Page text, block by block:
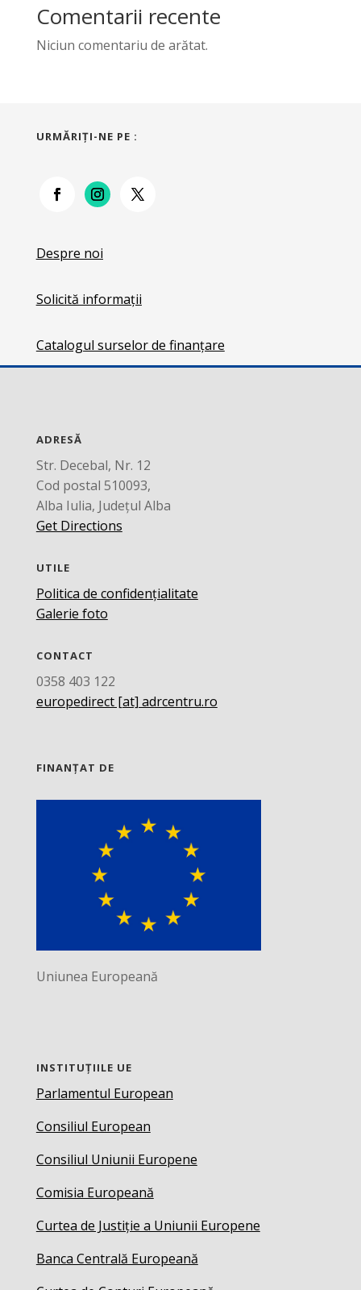
Comentarii recente
Niciun comentariu de arătat.
URMĂRIŢI-NE PE :
Despre noi
Solicită informații
Catalogul surselor de finanțare
ADRESĂ
Str. Decebal, Nr. 12
Cod postal 510093,
Alba Iulia, Județul Alba
Get Directions
UTILE
Politica de confidențialitate
Galerie foto
CONTACT
0358 403 122
europedirect [at] adrcentru.ro
FINANȚAT DE
Uniunea Europeană
INSTITUȚIILE UE
Parlamentul European
Consiliul European
Consiliul Uniunii Europene
Comisia Europeană
Curtea de Justiție a Uniunii Europene
Banca Centrală Europeană